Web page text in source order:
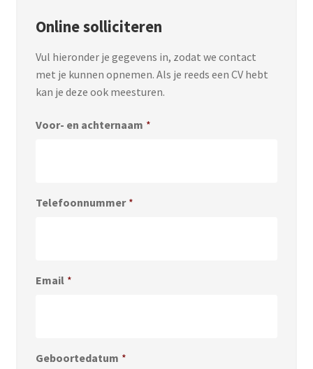
Online solliciteren
Vul hieronder je gegevens in, zodat we contact
met je kunnen opnemen. Als je reeds een CV hebt
kan je deze ook meesturen.
Voor- en achternaam *
Telefoonnummer *
Email *
Geboortedatum *